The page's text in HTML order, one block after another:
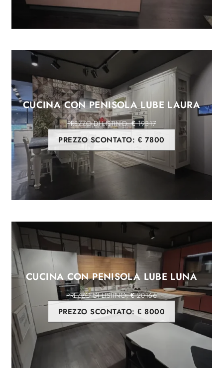
CUCINA CON PENISOLA LUBE LAURA
€ 19317
PREZZO SCONTATO: € 7800
CUCINA CON PENISOLA LUBE LUNA
€ 20166
PREZZO SCONTATO:€ 8000